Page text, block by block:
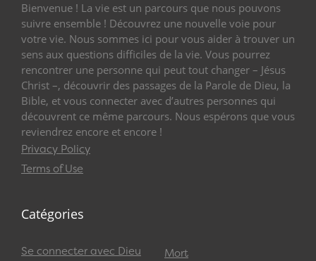
Bienvenue ! La vie est un parcours que nous pouvons
suivre ensemble ! Découvrez une nouvelle voie pour
votre vie. Nous sommes ici pour vous aider à trouver un
sens aux questions difficiles de la vie. Vous pourrez
rencontrer une personne qui peut tout changer – Jésus
Christ –, découvrir des passages de la Parole de Dieu, la
Bible, et vous connecter avec d’autres personnes qui
découvrent ce même parcours. Nous espérons que vous
reviendrez encore et encore !
Privacy Policy
Terms of Use
Catégories
Se connecter avec Dieu
Mort